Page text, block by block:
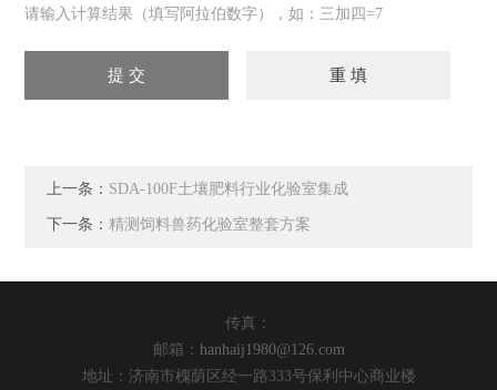
请输入计算结果（填写阿拉伯数字），如：三加四=7
上一条： SDA-100F土壤肥料行业化验室集成
下一条：精测饲料兽药化验室整套方案
传真：
邮箱： hanhaij1980@126.com
地址：济南市槐荫区经一路333号保利中心商业楼